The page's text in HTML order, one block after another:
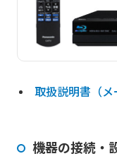
取扱説明書（メ
機器の接続・